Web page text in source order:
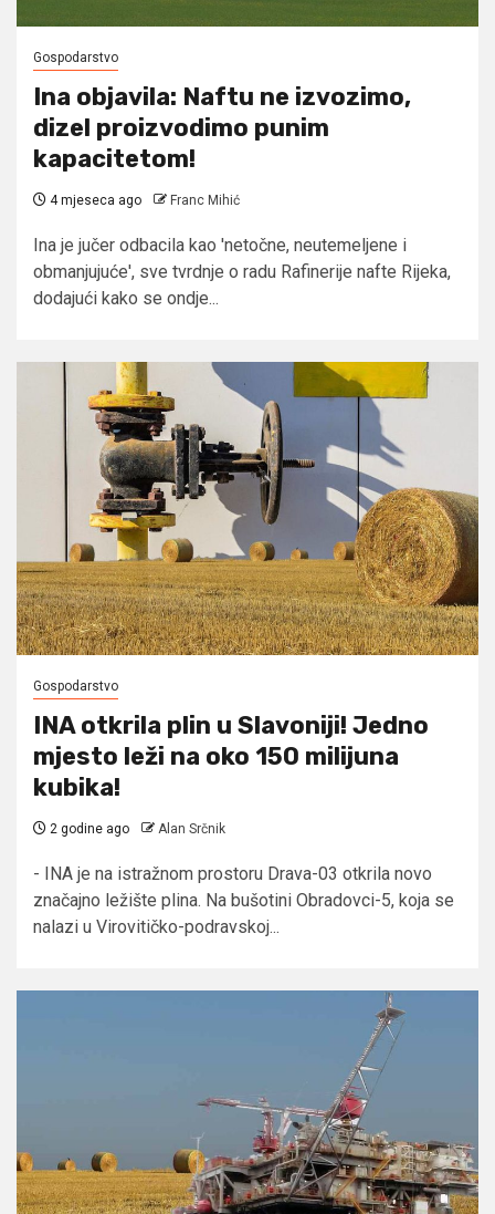
Gospodarstvo
Ina objavila: Naftu ne izvozimo,
dizel proizvodimo punim
kapacitetom!
4 mjeseca ago Franc Mihić
Ina je jučer odbacila kao 'netočne, neutemeljene i
obmanjujuće', sve tvrdnje o radu Rafinerije nafte Rijeka,
dodajući kako se ondje...
Gospodarstvo
INA otkrila plin u Slavoniji! Jedno
mjesto leži na oko 150 milijuna
kubika!
2 godine ago Alan Srčnik
- INA je na istražnom prostoru Drava-03 otkrila novo
značajno ležište plina. Na bušotini Obradovci-5, koja se
nalazi u Virovitičko-podravskoj...